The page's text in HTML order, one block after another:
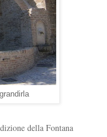
della Fontana